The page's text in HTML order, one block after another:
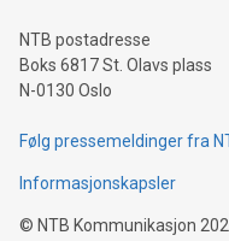
NTB postadresse
Boks 6817 St. Olavs plass
N-0130 Oslo
Følg pressemeldinger fra
Informasjonskapsler
© NTB Kommunikasjon